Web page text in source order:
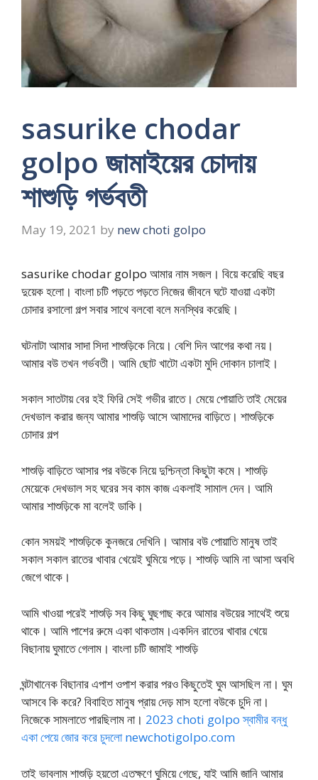
sasurike chodar
golpo জামাইয়ের চোদায়
শাশুড়ি গর্ভবতী
May 19, 2021 by new choti golpo
sasurike chodar golpo আমার নাম সজল। বিয়ে করেছি বছর
দুয়েক হলো। বাংলা চটি পড়তে পড়তে নিজের জীবনে ঘটে যাওয়া একটা
চোদার রসালো গল্প সবার সাথে বলবো বলে মনস্থির করেছি।
ঘটনাটা আমার সাদা সিদা শাশুড়িকে নিয়ে। বেশি দিন আগের কথা নয়।
আমার বউ তখন গর্ভবতী। আমি ছোট খাটো একটা মুদি দোকান চালাই।
সকাল সাতটায় বের হই ফিরি সেই গভীর রাতে। মেয়ে পোয়াতি তাই মেয়ের
দেখভাল করার জন্য আমার শাশুড়ি আসে আমাদের বাড়িতে। শাশুড়িকে
চোদার গল্প
শাশুড়ি বাড়িতে আসার পর বউকে নিয়ে দুশ্চিন্তা কিছুটা কমে। শাশুড়ি
মেয়েকে দেখভাল সহ ঘরের সব কাম কাজ একলাই সামাল দেন। আমি
আমার শাশুড়িকে মা বলেই ডাকি।
কোন সময়ই শাশুড়িকে কুনজরে দেখিনি। আমার বউ পোয়াতি মানুষ তাই
সকাল সকাল রাতের খাবার খেয়েই ঘুমিয়ে পড়ে। শাশুড়ি আমি না আসা অবধি
জেগে থাকে।
আমি খাওয়া পরেই শাশুড়ি সব কিছু ঘুছগাছ করে আমার বউয়ের সাথেই শুয়ে
থাকে। আমি পাশের রুমে একা থাকতাম।একদিন রাতের খাবার খেয়ে
বিছানায় ঘুমাতে গেলাম। বাংলা চটি জামাই শাশুড়ি
ঘন্টাখানেক বিছানার এপাশ ওপাশ করার পরও কিছুতেই ঘুম আসছিল না। ঘুম
আসবে কি করে? বিবাহিত মানুষ প্রায় দেড় মাস হলো বউকে চুদি না।
নিজেকে সামলাতে পারছিলাম না। 2023 choti golpo স্বামীর বন্ধু
একা পেয়ে জোর করে চুদলো newchotigolpo.com
তাই ভাবলাম শাশুড়ি হয়তো এতক্ষণে ঘুমিয়ে গেছে, যাই আমি জানি আমার